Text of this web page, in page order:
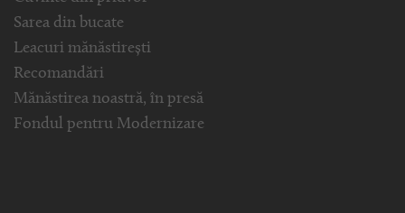
Sarea din bucate
Leacuri mănăstirești
Recomandări
Mănăstirea noastră, în presă
Fondul pentru Modernizare